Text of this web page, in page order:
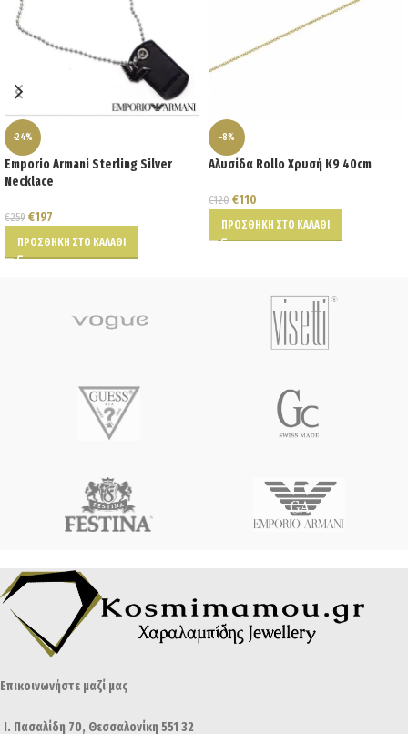
-24%
Emporio Armani Sterling Silver
Necklace
€259 €197
ΠΡΟΣΘΉΚΗ ΣΤΟ ΚΑΛΆΘΙ
-8%
Αλυσίδα Rollo Χρυσή Κ9 40cm
€120 €110
ΠΡΟΣΘΉΚΗ ΣΤΟ ΚΑΛΆΘΙ
Επικοινωνήστε μαζί μας
Ι. Πασαλίδη 70, Θεσσαλονίκη 551 32